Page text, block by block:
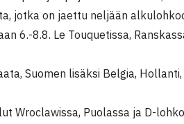
jotka on jaettu neljään
6.-8.8. Le Touquetissa,
Suomen lisäksi Belgia, Hollanti,
Wroclawissa, Puolassa ja D-